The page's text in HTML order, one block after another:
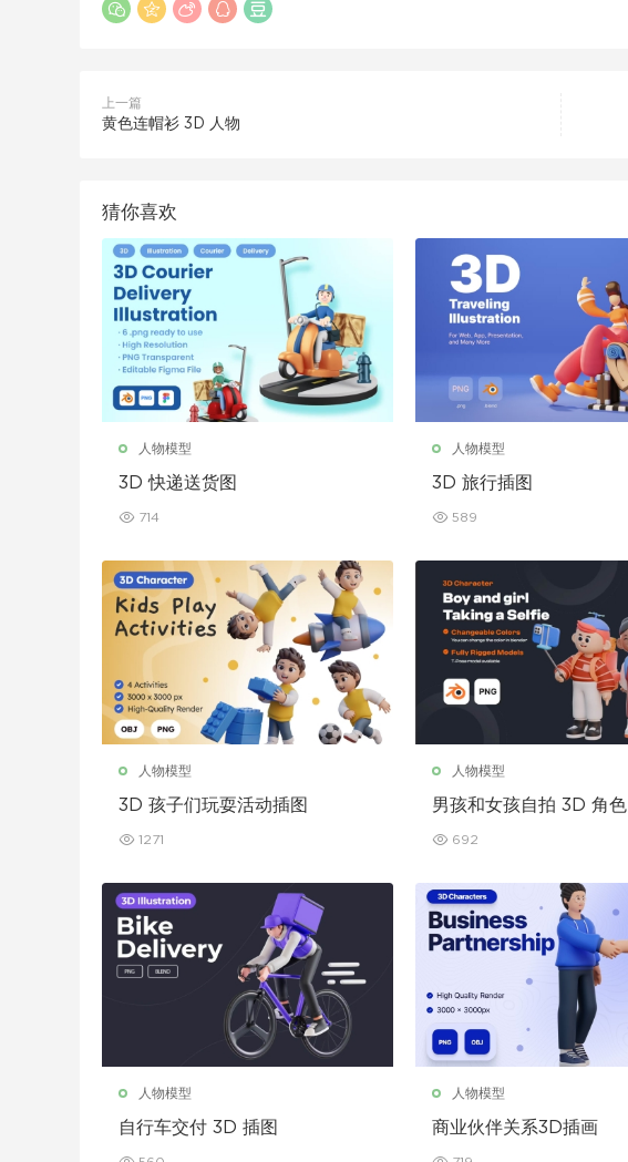
上一篇
黄色连帽衫 3D 人物
猜你喜欢
人物模型
3D 快递送货图
714
人物模型
3D 旅行插图
589
人物模型
3D 孩子们玩耍活动插图
1271
人物模型
男孩和女孩自拍 3D 角色
692
人物模型
自行车交付 3D 插图
人物模型
商业伙伴关系3D插画